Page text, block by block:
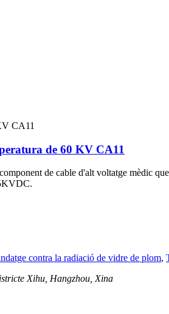
de 60 KV CA11
de cable d'alt voltatge mèdic
contra la radiació de vidre de plom,
Xihu, Hangzhou, Xina